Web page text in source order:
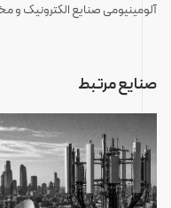
آلومینیومی صنایع الکترونیک و
صنایع مرتبط